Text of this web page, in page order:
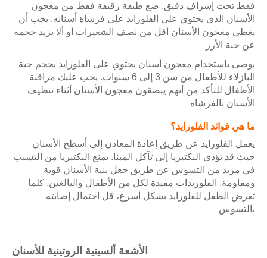
فقط تحت إشراف دقيق. ضع طبقة رقيقة فقط من معجون
الأسنان الذي يحتوي على الفلورايد على فرشاة أسنانه. يجب أن
يغطي معجون الأسنان أقل من نصف الشعيرات أو ألا يزيد حجمه
عن حبة الأرز
يوصى باستخدام معجون أسنان يحتوي على الفلورايد بحجم حبة
البازلاء للأطفال من سن 3 إلى 6 سنوات. يجب عليك مراقبة
الأطفال للتأكد من أنهم يبصقون معجون الأسنان أثناء تنظيف
الأسنان بالفرشاة
ما هي فوائد الفلورايد؟
يعمل الفلورايد عن طريق إعادة المعادن إلى أسطح الأسنان
حيث قد تؤدي البكتيريا إلى تآكل المينا. يمنع البكتيريا من التسبب
في مزيد من التسوس عن طريق جعل بنية الأسنان قوية
ومقاومة. الفلوريدات مفيدة لكل من الأطفال والبالغين. كلما
تعرض الطفل للفلورايد بشكل أسرع، قل احتمال إصابته
بالتسوس
الأشعة ألسينية الروتينية للأسنان